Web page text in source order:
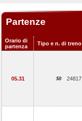
Partenze
Orario di
partenza
Tipo e n. di treno
05.31 24817